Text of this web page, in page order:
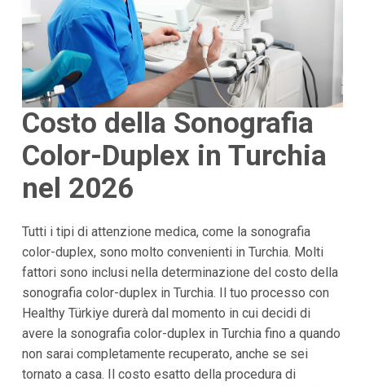
Costo della Sonografia
Color-Duplex in Turchia
nel 2026
Tutti i tipi di attenzione medica, come la sonografia
color-duplex, sono molto convenienti in Turchia. Molti
fattori sono inclusi nella determinazione del costo della
sonografia color-duplex in Turchia. Il tuo processo con
Healthy Türkiye durerà dal momento in cui decidi di
avere la sonografia color-duplex in Turchia fino a quando
non sarai completamente recuperato, anche se sei
tornato a casa. Il costo esatto della procedura di